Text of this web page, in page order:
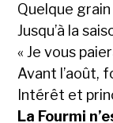
Quelque
Jusqu’à la
« Je vous
Avant l’août,
Intérêt et
La Fourmi